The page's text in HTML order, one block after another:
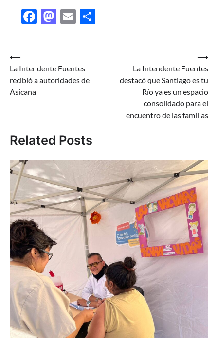
Facebook
Mastodon
Email
Navegación
de
entradas
⟵
La Intendente Fuentes
recibió a autoridades de
Asicana
La Intendente Fuentes
destacó que Santiago es tu
Río ya es un espacio
consolidado para el
encuentro de las familias
⟶
Related Posts